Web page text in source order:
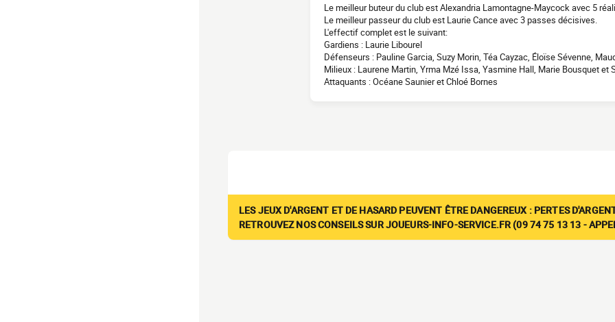
Le meilleur buteur du club est Alexandria Lamontagne-Maycock avec 5
Le meilleur passeur du club est Laurie Cance avec 3 passes décisives.
L'effectif complet est le suivant:
Gardiens : Laurie Libourel
Défenseurs : Pauline Garcia, Suzy Morin, Téa Cayzac, Éloïse Sévenne,
Milieux : Laurene Martin, Yrma Mzé Issa, Yasmine Hall, Marie Bousquet et
Attaquants : Océane Saunier et Chloé Bornes
LES JEUX D'ARGENT ET DE HASARD PEUVENT ÊTRE DANGEREUX : PERTES
RETROUVEZ NOS CONSEILS SUR JOUEURS-INFO-SERVICE.FR (09 74 75 13 13 -